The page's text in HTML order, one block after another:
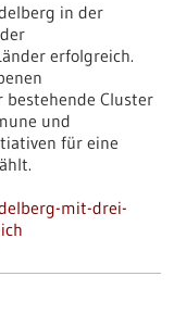
in der
erfolgreich.
Cluster
und
für eine
mit-drei-